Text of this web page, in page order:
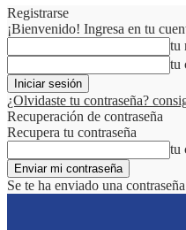
Registrarse
¡Bienvenido! Ingresa en tu
tu
tu
¿Olvidaste tu contraseña?
Recuperación de contraseña
Recupera tu contraseña
tu
Se te ha enviado una